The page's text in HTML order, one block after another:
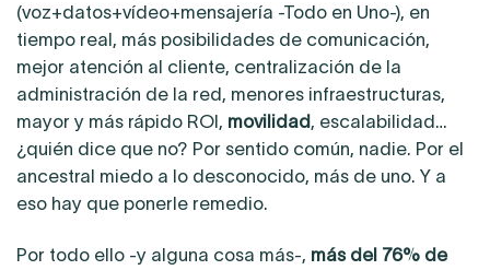
(voz+datos+vídeo+mensajería -Todo en Uno-), en
tiempo real, más posibilidades de comunicación,
mejor atención al cliente, centralización de la
administración de la red, menores infraestructuras,
mayor y más rápido ROI, movilidad, escalabilidad…
¿quién dice que no? Por sentido común, nadie. Por el
ancestral miedo a lo desconocido, más de uno. Y a
eso hay que ponerle remedio.
Por todo ello -y alguna cosa más-, más del 76% de